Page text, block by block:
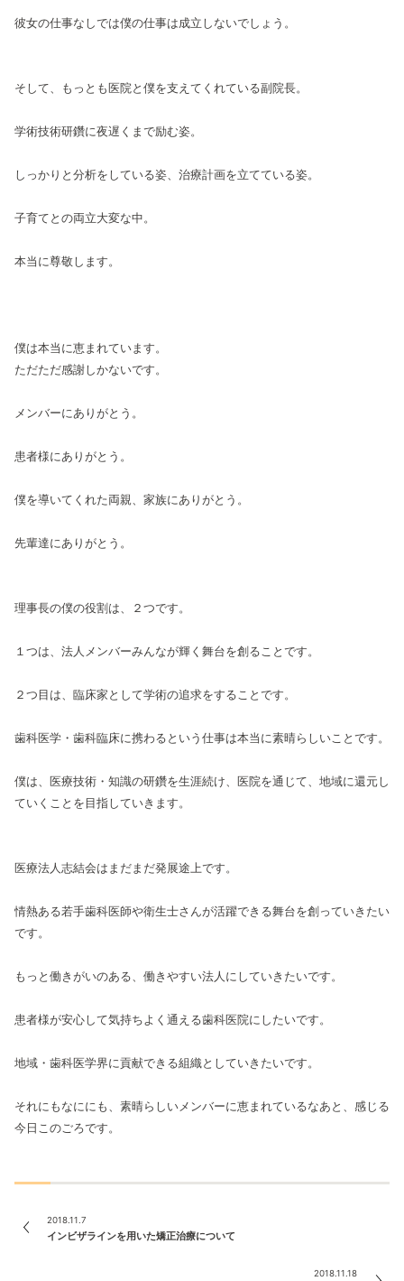
彼女の仕事なしでは僕の仕事は成立しないでしょう。
そして、もっとも医院と僕を支えてくれている副院長。
学術技術研鑽に夜遅くまで励む姿。
しっかりと分析をしている姿、治療計画を立てている姿。
子育てとの両立大変な中。
本当に尊敬します。
僕は本当に恵まれています。
ただただ感謝しかないです。
メンバーにありがとう。
患者様にありがとう。
僕を導いてくれた両親、家族にありがとう。
先輩達にありがとう。
理事長の僕の役割は、２つです。
１つは、法人メンバーみんなが輝く舞台を創ることです。
２つ目は、臨床家として学術の追求をすることです。
歯科医学・歯科臨床に携わるという仕事は本当に素晴らしいことです。
僕は、医療技術・知識の研鑽を生涯続け、医院を通じて、地域に還元し
ていくことを目指していきます。
医療法人志結会はまだまだ発展途上です。
情熱ある若手歯科医師や衛生士さんが活躍できる舞台を創っていきたい
です。
もっと働きがいのある、働きやすい法人にしていきたいです。
患者様が安心して気持ちよく通える歯科医院にしたいです。
地域・歯科医学界に貢献できる組織としていきたいです。
それにもなににも、素晴らしいメンバーに恵まれているなあと、感じる
今日このごろです。
2018.11.7
インビザラインを用いた矯正治療について
2018.11.18